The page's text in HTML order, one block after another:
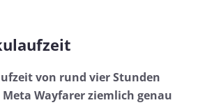
von rund vier Stunden
Wayfarer ziemlich genau